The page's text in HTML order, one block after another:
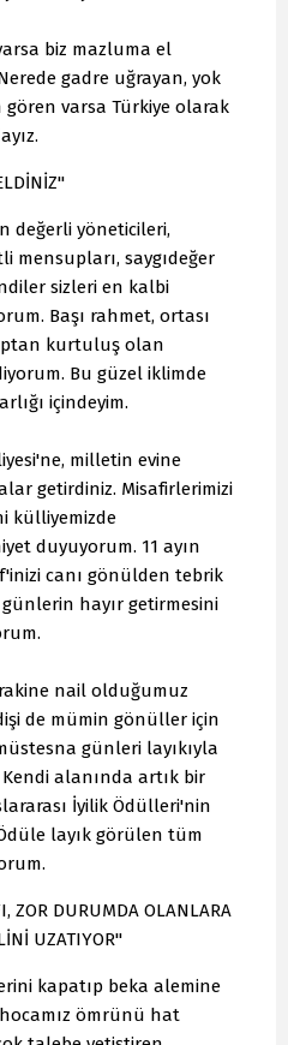
biz mazluma el
gadre uğrayan, yok
gören varsa Türkiye olarak
değerli yöneticileri,
mensupları, saygıdeğer
sizleri en kalbi
Başı rahmet, ortası
kurtuluş olan
Bu güzel iklimde
içindeyim.
milletin evine
getirdiniz. Misafirlerimizi
külliyemizde
duyuyorum. 11 ayın
canı gönülden tebrik
hayır getirmesini
nail olduğumuz
de mümin gönüller için
günleri layıkıyla
alanında artık bir
İyilik Ödülleri'nin
layık görülen tüm
ZOR DURUMDA OLANLARA
UZATIYOR"
kapatıp beka alemine
ömrünü hat